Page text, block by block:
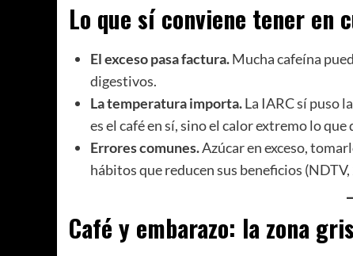
Lo que sí conviene tener en
El exceso pasa factura.Mucha cafeína
digestivos.
La temperatura importa.La IARC sí puso
es el café en sí, sino el calor extremo lo que
Errores comunes.Azúcar en exceso,
hábitos que reducen sus beneficios (NDTV,
Café y embarazo: la zona gris